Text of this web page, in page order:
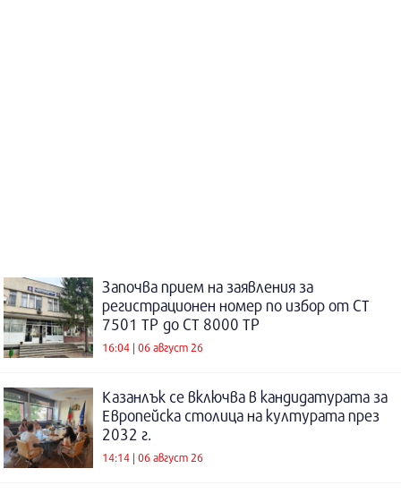
Започва прием на заявления за
регистрационен номер по избор от СТ
7501 ТР до СТ 8000 ТР
16:04 | 06 август 26
Казанлък се включва в кандидатурата за
Европейска столица на културата през
2032 г.
14:14 | 06 август 26